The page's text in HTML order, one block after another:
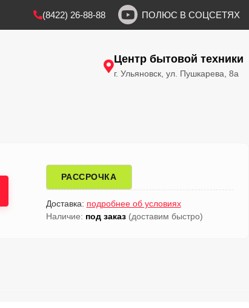
(8422) 26-88-88 ПОЛЮС В СОЦСЕТЯХ
Центр бытовой техники
г. Ульяновск, ул. Пушкарева, 8а
РАССРОЧКА
Доставка: подробнее об условиях
Наличие: под заказ(доставим быстро)